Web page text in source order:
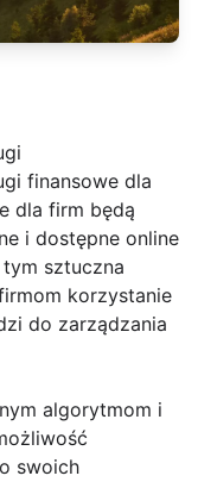
finansowe dla
dla firm będą
i dostępne online
sztuczna
korzystanie
do zarządzania
algorytmom i
swoich